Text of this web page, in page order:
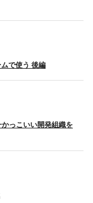
で使う 後編
っこいい開発組織を